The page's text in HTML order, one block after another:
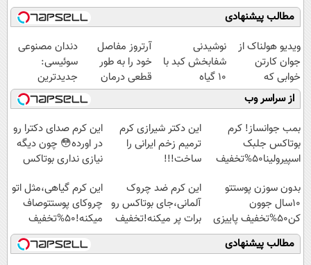
مطالب پیشنهادی
ویدیو هولناک از
جوان کارتن
خوابی که
میلیاردر شد.
آموزش رایگان
نوشیدنی
شفابخش کبد با
10 گیاه
موثر(تخفیف تا
امشب)
آرتروز مفاصل
خود را به طور
قطعی درمان
کنید!
◗پرسش‌نامه◖
دندان مصنوعی
سوئیسی:
جدیدترین
فناوری اروپا،
سبک و مقاوم |
پرداخت قسطی
از سراسر وب
بمب جوانساز! کرم
بوتاکس جلبک
اسپیرولینا50%تخفیف
این دکتر شیرازی کرم
ترمیم زخم ایرانی را
ساخت!!!
این کرم صدای دکترا رو
در اورده😳 چون دیگه
نیازی نداری بوتاکس
بدون سوزن پوستتو
10سال جوون
کن50%تخفیف پاییزی
این کرم ضد چروک
آلمانی،جای بوتاکس رو
برات پر میکنه!تخفیف
تا امشب
این کرم گیاهی،مثل اتو
چروکای پوستتوصاف
میکنه!50%تخفیف
مطالب پیشنهادی